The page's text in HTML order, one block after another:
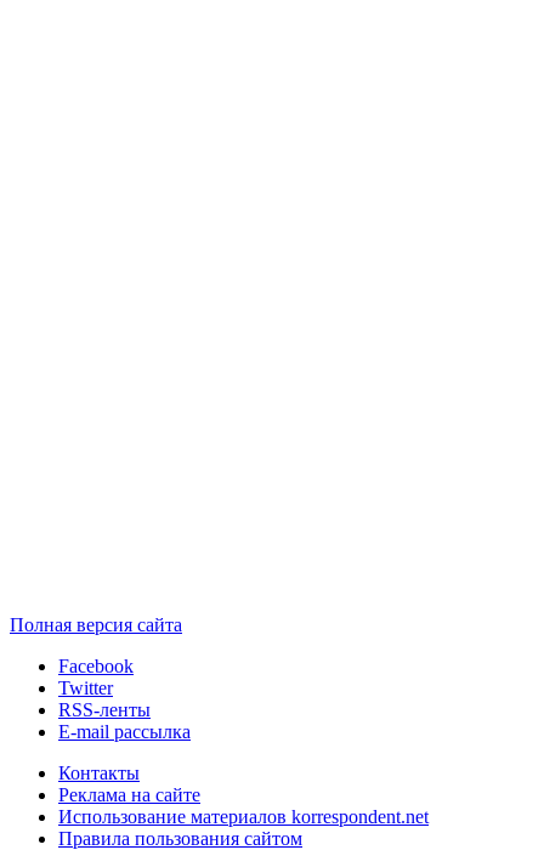
Полная версия сайта
Facebook
Twitter
RSS-ленты
E-mail рассылка
Контакты
Реклама на сайте
Использование материалов korrespondent.net
Правила пользования сайтом